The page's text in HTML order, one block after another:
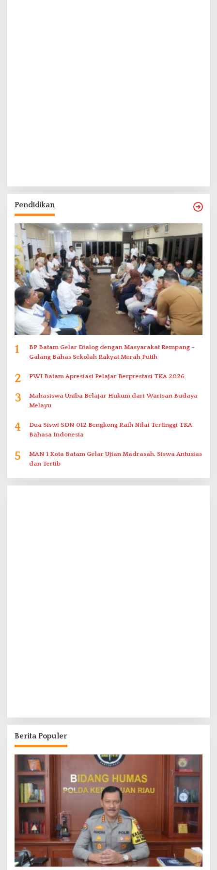
Pendidikan
1
BP Batam Gelar Dialog dengan Masyarakat Rempang –
Galang Bahas Sekolah Rakyat Merah Putih
2 PWI Batam Apresiasi Pelajar Berprestasi TKA 2026
3
Mahasiswa Uniba Belajar Hukum dari Warisan Budaya
Melayu
4
Dua Siswi SDN 012 Bengkong Raih Nilai Tertinggi TKA
Bahasa Indonesia
5
MAN 1 Kota Batam Gelar Ujian Madrasah, Siswa Antusias
dan Tertib
Berita Populer